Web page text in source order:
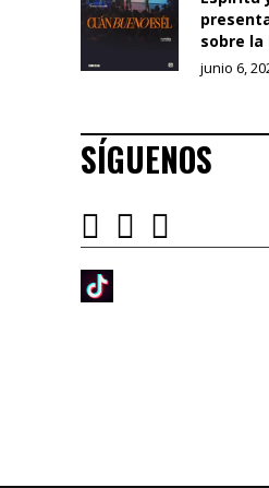
sobre la
junio 6,
SÍGUENOS